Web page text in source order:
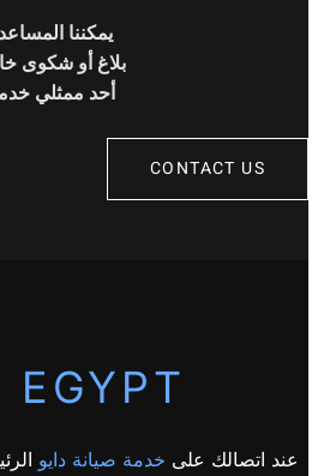
يمكننا
بلاغ أو شكوى
أحد ممثلي
CONTACT US
EGYPT
عند اتصالك على خدمة صيانة دايو